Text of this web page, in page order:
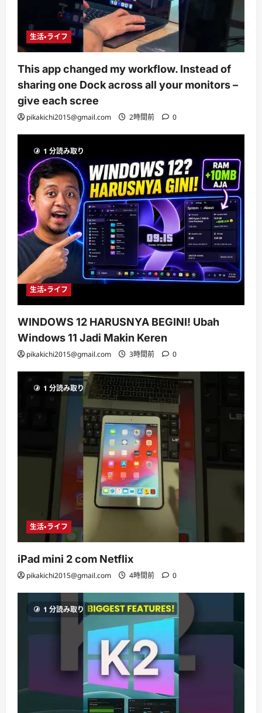
生活・ライフ
This app changed my workflow. Instead of
sharing one Dock across all your monitors –
give each scree
pikakichi2015@gmail.com 2時間前 0
1 分読み取り
生活・ライフ
WINDOWS 12 HARUSNYA BEGINI! Ubah
Windows 11 Jadi Makin Keren
pikakichi2015@gmail.com 3時間前 0
1 分読み取り
生活・ライフ
iPad mini 2 com Netflix
pikakichi2015@gmail.com 4時間前 0
1 分読み取り